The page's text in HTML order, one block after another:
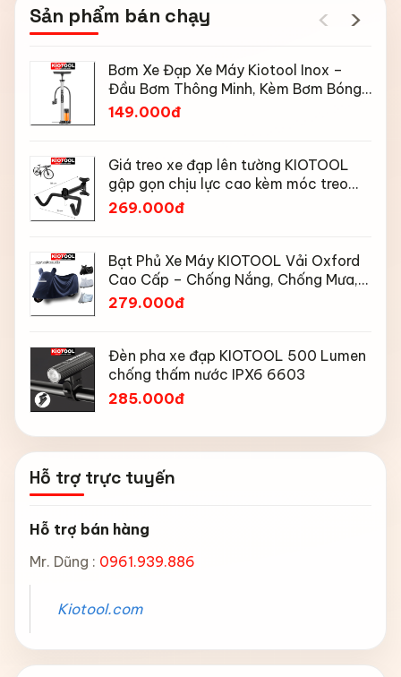
Sản phẩm bán chạy ‹ ›
Bơm Xe Đạp Xe Máy Kiotool Inox –
Đầu Bơm Thông Minh, Kèm Bơm Bóng,
Đồng Hồ 160 PSI
149.000đ
Giá treo xe đạp lên tường KIOTOOL
gập gọn chịu lực cao kèm móc treo
mũ bảo hiểm
269.000đ
Bạt Phủ Xe Máy KIOTOOL Vải Oxford
Cao Cấp – Chống Nắng, Chống Mưa,
Chống Bụi, Chống Tia UV, Có Phản
279.000đ
Đèn pha xe đạp KIOTOOL 500 Lumen
chống thấm nước IPX6 6603
285.000đ
Hỗ trợ trực tuyến
Hỗ trợ bán hàng
Mr. Dũng : 0961.939.886
Kiotool.com